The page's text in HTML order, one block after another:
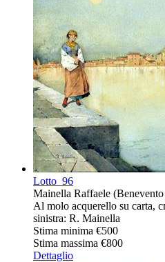
Lotto 96
Mainella Raffaele
Al molo acquerello su carta,
sinistra: R. Mainella
Stima minima €500
Stima massima €800
Dettaglio